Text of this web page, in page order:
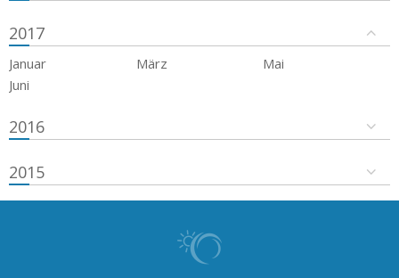
2017
Januar März
Mai
Juni
2016
2015